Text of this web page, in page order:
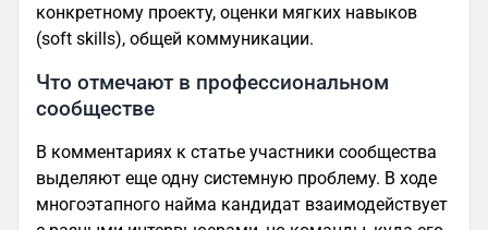
конкретному проекту, оценки мягких навыков
(soft skills), общей коммуникации.
Что отмечают в профессиональном
сообществе
В комментариях к статье участники сообщества
выделяют еще одну системную проблему. В ходе
многоэтапного найма кандидат взаимодействует